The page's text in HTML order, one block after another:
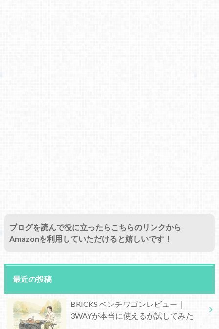
ブログを読んで役に立ったらこちらのリンクから
Amazonを利用していただけると嬉しいです！
最近の投稿
BRICKS ベンチワゴンレビュー｜
3WAYが本当に使えるか試してみた